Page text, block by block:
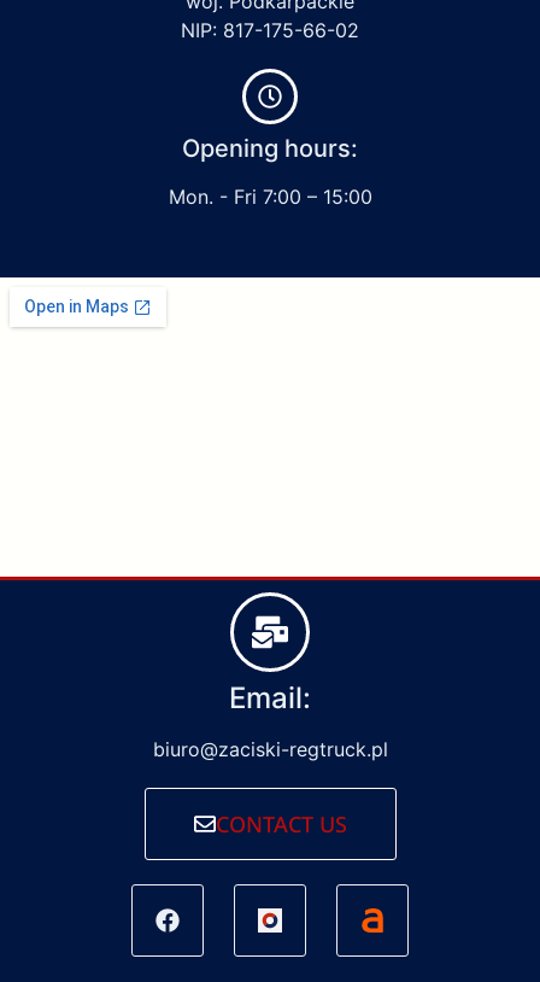
NIP: 817-175-66-02
Opening hours:
Mon. - Fri 7:00 – 15:00
Email:
biuro@zaciski-regtruck.pl
CONTACT US